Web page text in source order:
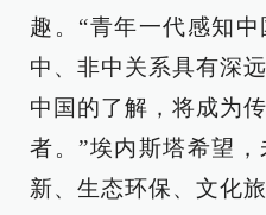
趣。“青年一代感知
中、非中关系具有深
中国的了解，将成为
者。”埃内斯塔希望
新、生态环保、文化